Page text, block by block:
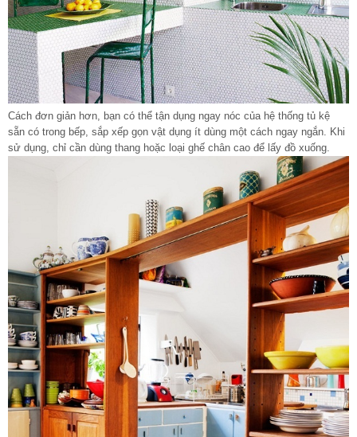
Cách đơn giản hơn, bạn có thể tận dụng ngay nóc của hệ thống tủ kệ
sẵn có trong bếp, sắp xếp gọn vật dụng ít dùng một cách ngay ngắn. Khi
sử dụng, chỉ cần dùng thang hoặc loại ghế chân cao để lấy đồ xuống.